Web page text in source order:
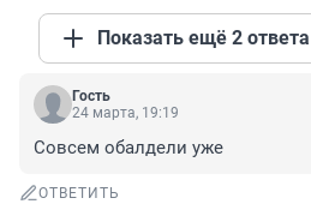
Показать ещё 2 ответа
Гость
24 марта, 19:19
Совсем обалдели уже
ОТВЕТИТЬ